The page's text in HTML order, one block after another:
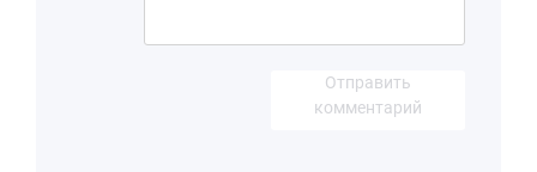
Отправить
комментарий